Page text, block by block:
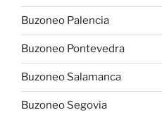
Buzoneo Palencia
Buzoneo Pontevedra
Buzoneo Salamanca
Buzoneo Segovia